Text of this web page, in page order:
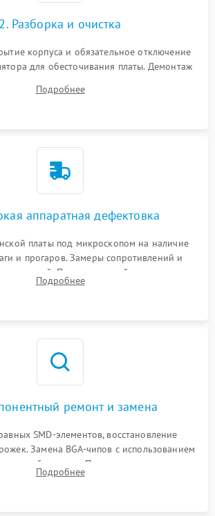
2. Разборка и очистка
корпуса и обязательное отключение
для обесточивания платы. Демонтаж
термопасты с кристаллов чипов.
Подробнее
аппаратная дефектовка
платы под микроскопом на наличие
и прогаров. Замеры сопротивлений и
Проверка цепей питания,
процессора и видеочипа.
Подробнее
ремонт и замена
SMD-элементов, восстановление
Замена BGA-чипов с использованием
станции. Прошивка микросхемы
замена поврежденных портов USB
Подробнее